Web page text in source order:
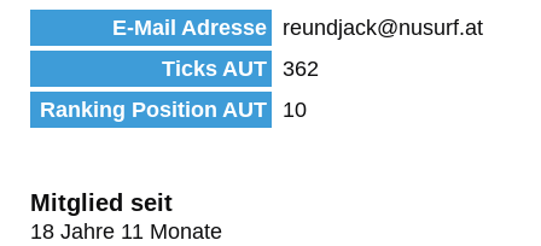
E-Mail Adresse
reundjack@nusurf.at
Ticks AUT
362
Ranking Position AUT
10
Mitglied seit
18 Jahre 11 Monate